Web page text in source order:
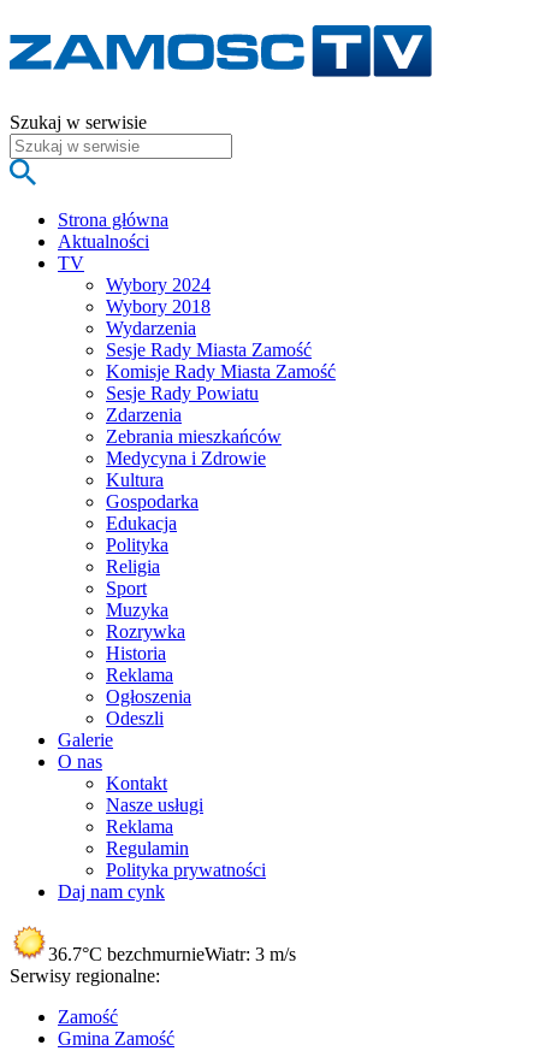
Szukaj w serwisie
Strona główna
Aktualności
TV
Wybory 2024
Wybory 2018
Wydarzenia
Sesje Rady Miasta Zamość
Komisje Rady Miasta Zamość
Sesje Rady Powiatu
Zdarzenia
Zebrania mieszkańców
Medycyna i Zdrowie
Kultura
Gospodarka
Edukacja
Polityka
Religia
Sport
Muzyka
Rozrywka
Historia
Reklama
Ogłoszenia
Odeszli
Galerie
O nas
Kontakt
Nasze usługi
Reklama
Regulamin
Polityka prywatności
Daj nam cynk
36.7°C bezchmurnieWiatr: 3 m/s
Serwisy regionalne:
Zamość
Gmina Zamość